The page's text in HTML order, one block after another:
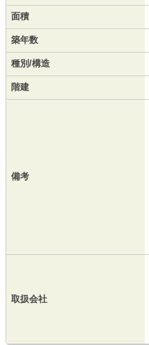
面積
築年数
種別/構造
階建
備考
取扱会社